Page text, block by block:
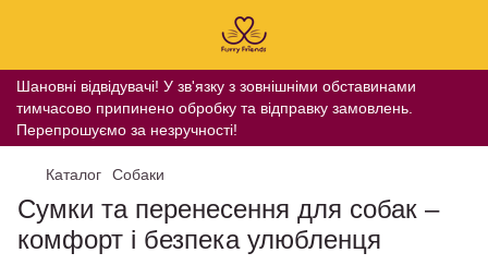
Шановні відвідувачі! У зв'язку з зовнішніми обставинами
тимчасово припинено обробку та відправку замовлень.
Перепрошуємо за незручності!
Каталог Собаки
Сумки та перенесення для собак –
комфорт і безпека улюбленця